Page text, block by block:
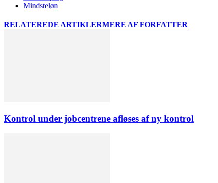
Mindsteløn
RELATEREDE ARTIKLERMERE AF FORFATTER
Kontrol under jobcentrene afløses af ny kontrol